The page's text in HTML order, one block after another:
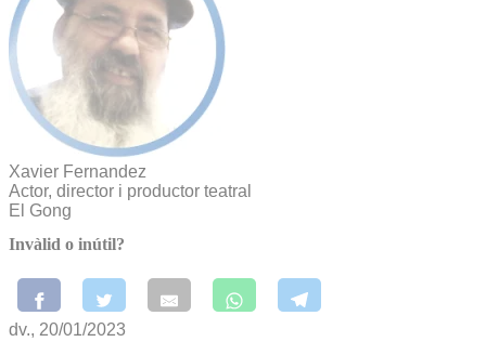
Xavier Fernandez
Actor, director i productor teatral
El Gong
Invàlid o inútil?
dv., 20/01/2023